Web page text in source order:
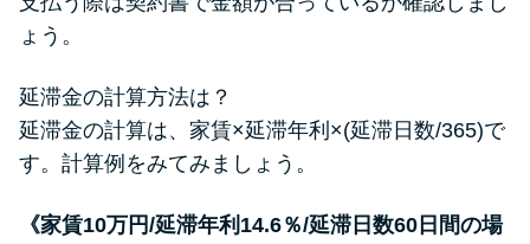
ょう。
延滞金の計算方法は？
延滞金の計算は、家賃×延滞年利×(延滞日数/365)で
す。計算例をみてみましょう。
《家賃10万円/延滞年利14.6％/延滞日数60日間の場